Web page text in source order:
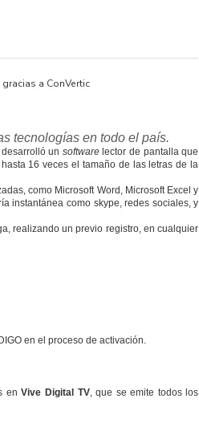
tecnologías en todo el país.
un softwarelector de pantalla que
16 veces el tamaño de las letras de la
como Microsoft Word, Microsoft Excel y
instantánea como skype, redes sociales, y
realizando un previo registro, en cualquier
en el proceso de activación.
enVive Digital TV, que se emite todos los